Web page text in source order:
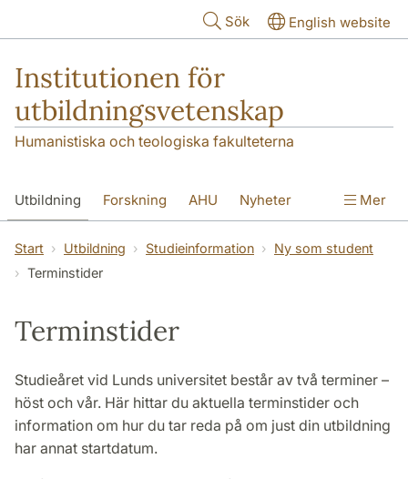
Sök English website
Institutionen för
utbildningsvetenskap
Humanistiska och teologiska fakulteterna
Utbildning Forskning AHU Nyheter
Kontakt Om institutionen
Mer
Start Utbildning Studieinformation
Ny som student
Terminstider
Terminstider
Studieåret vid Lunds universitet består av två terminer –
höst och vår. Här hittar du aktuella terminstider och
information om hur du tar reda på om just din utbildning
har annat startdatum.